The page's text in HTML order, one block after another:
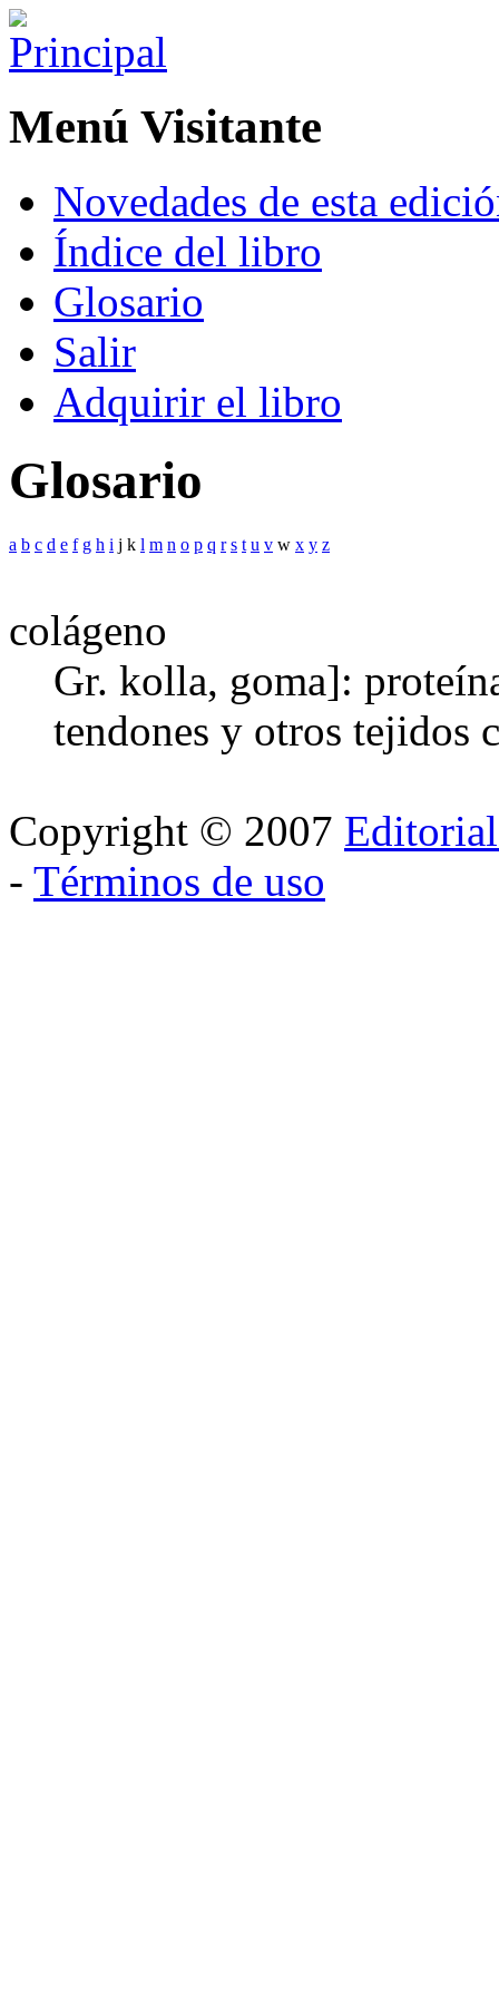
Menú Visitante
Novedades de esta
Índice del libro
Glosario
Salir
Adquirir el libro
Glosario
a b c d e f g h i j k l m n o p q r s t u v w x y z
colágeno
Gr. kolla, goma]:
tendones y otros tejidos
Copyright © 2007
- Términos de uso